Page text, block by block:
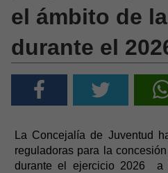
el ámbito de
durante el
La Concejalía de Juventud
reguladoras para la
durante el ejercicio 2026 a